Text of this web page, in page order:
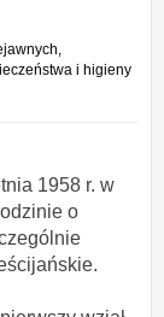
i higieny
1958 r. w
o